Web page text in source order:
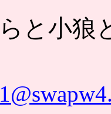
と小狼